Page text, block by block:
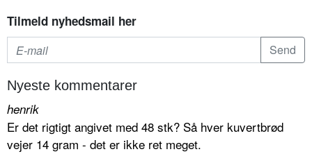
Tilmeld nyhedsmail her
Nyeste kommentarer
henrik
Er det rigtigt angivet med 48 stk? Så hver kuvertbrød
vejer 14 gram - det er ikke ret meget.